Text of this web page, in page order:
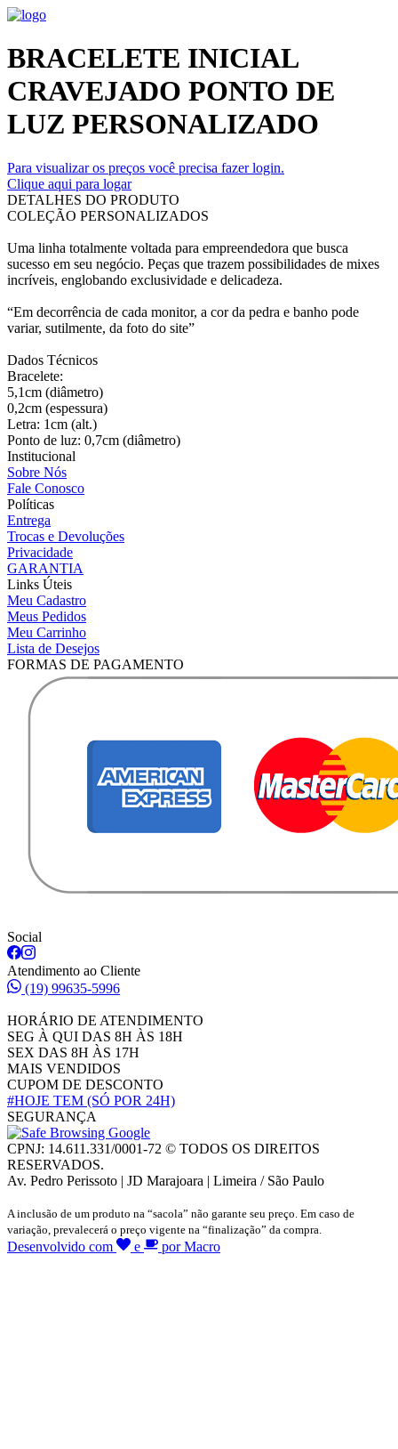
BRACELETE INICIAL
CRAVEJADO PONTO DE
LUZ PERSONALIZADO
Para visualizar os preços você precisa fazer login.
Clique aqui para logar
DETALHES DO PRODUTO
COLEÇÃO PERSONALIZADOS
Uma linha totalmente voltada para empreendedora que busca
sucesso em seu negócio. Peças que trazem possibilidades de mixes
incríveis, englobando exclusividade e delicadeza.
“Em decorrência de cada monitor, a cor da pedra e banho pode
variar, sutilmente, da foto do site”
Dados Técnicos
Bracelete:
5,1cm (diâmetro)
0,2cm (espessura)
Letra: 1cm (alt.)
Ponto de luz: 0,7cm (diâmetro)
Institucional
Sobre Nós
Fale Conosco
Políticas
Entrega
Trocas e Devoluções
Privacidade
GARANTIA
Links Úteis
Meu Cadastro
Meus Pedidos
Meu Carrinho
Lista de Desejos
FORMAS DE PAGAMENTO
Social
Atendimento ao Cliente
(19) 99635-5996
HORÁRIO DE ATENDIMENTO
SEG À QUI DAS 8H ÀS 18H
SEX DAS 8H ÀS 17H
MAIS VENDIDOS
CUPOM DE DESCONTO
#HOJE TEM (SÓ POR 24H)
SEGURANÇA
CPNJ: 14.611.331/0001-72 © TODOS OS DIREITOS
RESERVADOS.
Av. Pedro Perissoto | JD Marajoara | Limeira / São Paulo
A inclusão de um produto na “sacola” não garante seu preço. Em caso de
variação, prevalecerá o preço vigente na “finalização” da compra.
Desenvolvido com e por Macro